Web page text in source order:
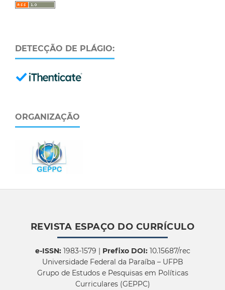
DETECÇÃO DE PLÁGIO:
ORGANIZAÇÃO
REVISTA ESPAÇO DO CURRÍCULO
e-ISSN:1983-1579 | Prefixo DOI:10.15687/rec
Universidade Federal da Paraíba – UFPB
Grupo de Estudos e Pesquisas em Políticas
Curriculares (GEPPC)